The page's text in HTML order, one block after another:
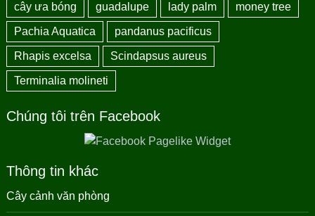
cây ưa bóng guadalupe lady palm money tree
Pachia Aquatica pandanus pacificus
Rhapis excelsa Scindapsus aureus
Terminalia molineti
Chúng tôi trên Facebook
Thông tin khác
Cây cảnh văn phòng